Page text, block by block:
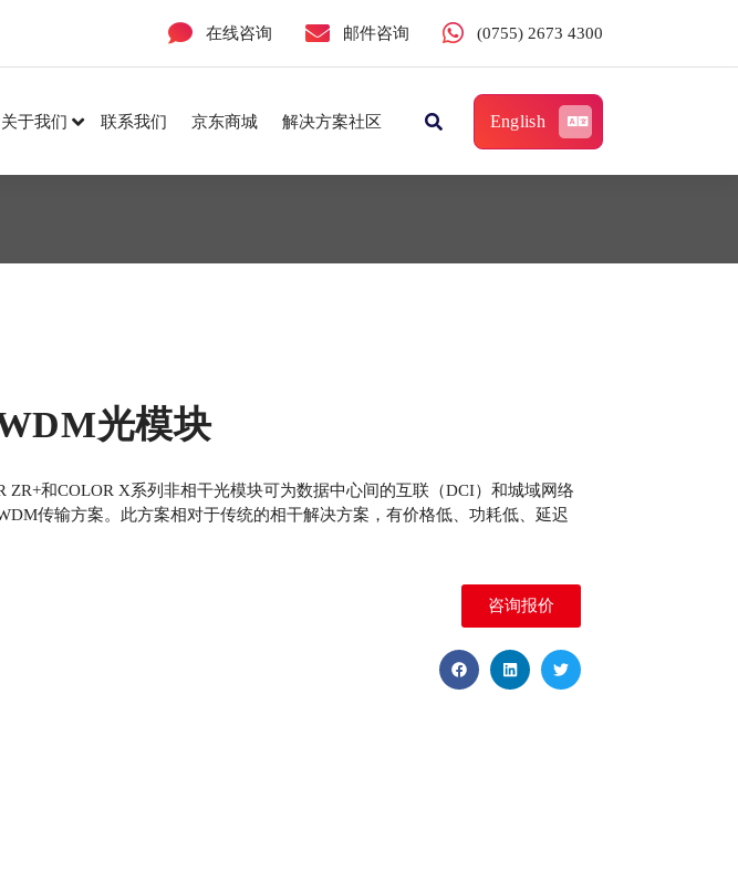
在线咨询 邮件咨询 (0755) 2673 4300
关于我们 联系我们 京东商城 解决方案社区 English
光模块
ZR+和COLOR X系列非相干光模块可为数据中心间的互联（DCI）和城域网络
传输方案。此方案相对于传统的相干解决方案，有价格低、功耗低、延迟
咨询报价